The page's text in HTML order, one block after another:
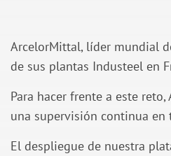
ArcelorMittal, líder mundial
de sus plantas Industeel en
Para hacer frente a este
una supervisión continua
El despliegue de nuestra